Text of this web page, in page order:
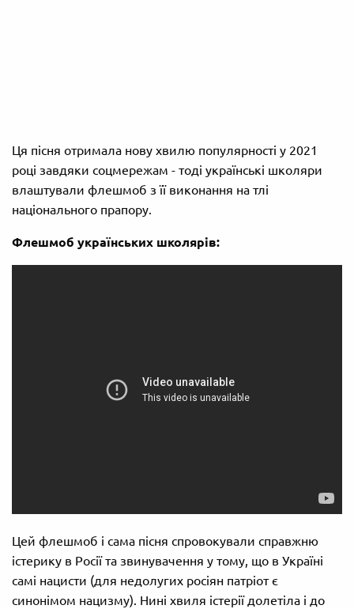
Ця пісня отримала нову хвилю популярності у 2021
році завдяки соцмережам - тоді українські школяри
влаштували флешмоб з її виконання на тлі
національного прапору.
Флешмоб українських школярів:
Цей флешмоб і сама пісня спровокували справжню
істерику в Росії та звинувачення у тому, що в Україні
самі нацисти (для недолугих росіян патріот є
синонімом нацизму). Нині хвиля істерії долетіла і до